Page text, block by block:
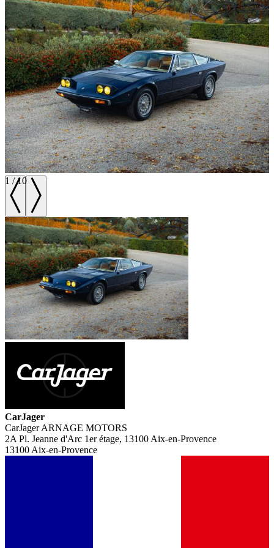
1 /10
CarJager
CarJager ARNAGE MOTORS
2A Pl. Jeanne d'Arc 1er étage, 13100 Aix-en-Provence
13100 Aix-en-Provence